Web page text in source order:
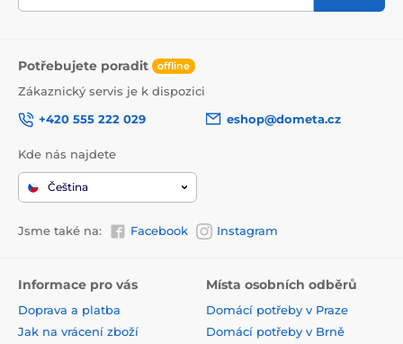
Potřebujete poradit offline
Zákaznický servis je k dispozici
+420 555 222 029
eshop@dometa.cz
Kde nás najdete
Čeština
Jsme také na: Facebook Instagram
Informace pro vás
Doprava a platba
Jak na vrácení zboží
Místa osobních odběrů
Domácí potřeby v Praze
Domácí potřeby v Brně